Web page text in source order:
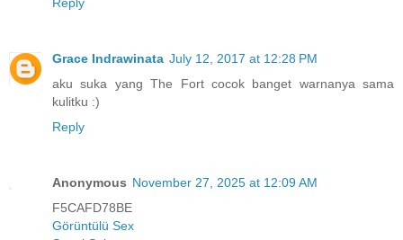
Grace Indrawinata July 12, 2017 at 12:28 PM
aku suka yang The Fort cocok banget warnanya sama
kulitku :)
Reply
Anonymous November 27, 2025 at 12:09 AM
F5CAFD78BE
Görüntülü Sex